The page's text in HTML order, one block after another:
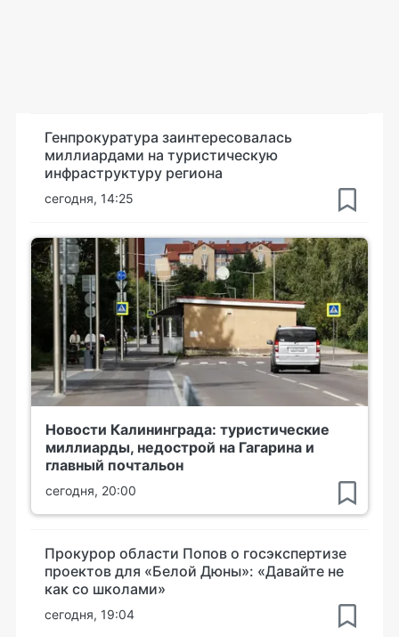
Генпрокуратура заинтересовалась
миллиардами на туристическую
инфраструктуру региона
сегодня, 14:25
Новости Калининграда: туристические
миллиарды, недострой на Гагарина и
главный почтальон
сегодня, 20:00
Прокурор области Попов о госэкспертизе
проектов для «Белой Дюны»: «Давайте не
как со школами»
сегодня, 19:04